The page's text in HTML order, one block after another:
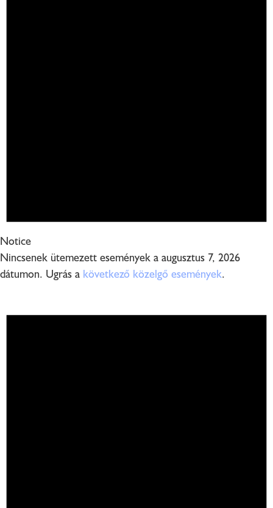
Notice
Nincsenek ütemezett események a augusztus 7, 2026
dátumon. Ugrás a következő közelgő események.